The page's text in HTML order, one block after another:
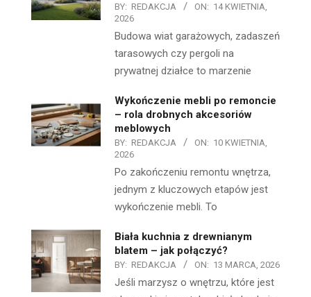
BY: REDAKCJA ON: 14 KWIETNIA,
2026
Budowa wiat garażowych, zadaszeń
tarasowych czy pergoli na
prywatnej działce to marzenie
Wykończenie mebli po remoncie
– rola drobnych akcesoriów
meblowych
BY: REDAKCJA ON: 10 KWIETNIA,
2026
Po zakończeniu remontu wnętrza,
jednym z kluczowych etapów jest
wykończenie mebli. To
Biała kuchnia z drewnianym
blatem – jak połączyć?
BY: REDAKCJA ON: 13 MARCA, 2026
Jeśli marzysz o wnętrzu, które jest